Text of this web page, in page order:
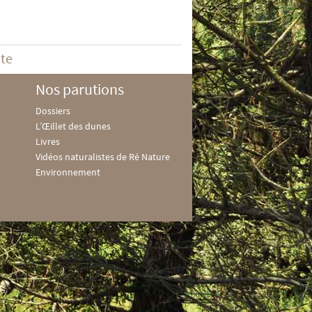
Nos parutions
Dossiers
L’Œillet des dunes
Livres
Vidéos naturalistes de Ré Nature
Environnement